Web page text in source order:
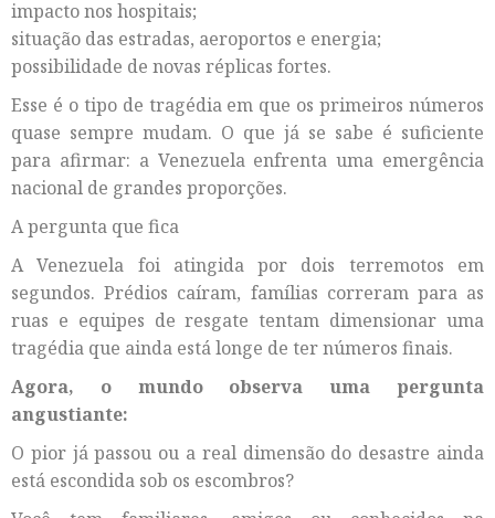
impacto nos hospitais;
situação das estradas, aeroportos e energia;
possibilidade de novas réplicas fortes.
Esse é o tipo de tragédia em que os primeiros números
quase sempre mudam. O que já se sabe é suficiente
para afirmar: a Venezuela enfrenta uma emergência
nacional de grandes proporções.
A pergunta que fica
A Venezuela foi atingida por dois terremotos em
segundos. Prédios caíram, famílias correram para as
ruas e equipes de resgate tentam dimensionar uma
tragédia que ainda está longe de ter números finais.
Agora, o mundo observa uma pergunta
angustiante:
O pior já passou ou a real dimensão do desastre ainda
está escondida sob os escombros?